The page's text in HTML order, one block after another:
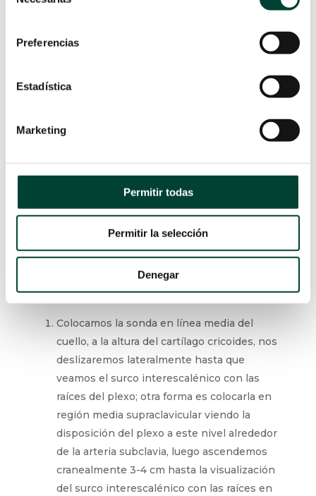
Preferencias
Estadística
Marketing
Permitir todas
Permitir la selección
Denegar
agarra la sonda con la mano no dominante y
Colocamos la sonda en línea media del
cuello, a la altura del cartílago cricoides, nos
deslizaremos lateralmente hasta que
veamos el surco interescalénico con las
raíces del plexo; otra forma es colocarla en
región media supraclavicular viendo la
disposición del plexo a este nivel alrededor
de la arteria subclavia, luego ascendemos
cranealmente 3-4 cm hasta la visualización
del surco interescalénico con las raíces en